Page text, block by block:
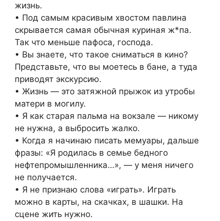
жизнь.
• Под самым красивым хвостом павлина
скрывается самая обычная куриная ж*па.
Так что меньше пафоса, господа.
• Вы знаете, что такое сниматься в кино?
Представьте, что вы моетесь в бане, а туда
приводят экскурсию.
• Жизнь — это затяжной прыжок из утробы
матери в могилу.
• Я как старая пальма на вокзале — никому
не нужна, а выбросить жалко.
• Когда я начинаю писать мемуары, дальше
фразы: «Я родилась в семье бедного
нефтепромышленника…», — у меня ничего
не получается.
• Я не признаю слова «играть». Играть
можно в карты, на скачках, в шашки. На
сцене жить нужно.